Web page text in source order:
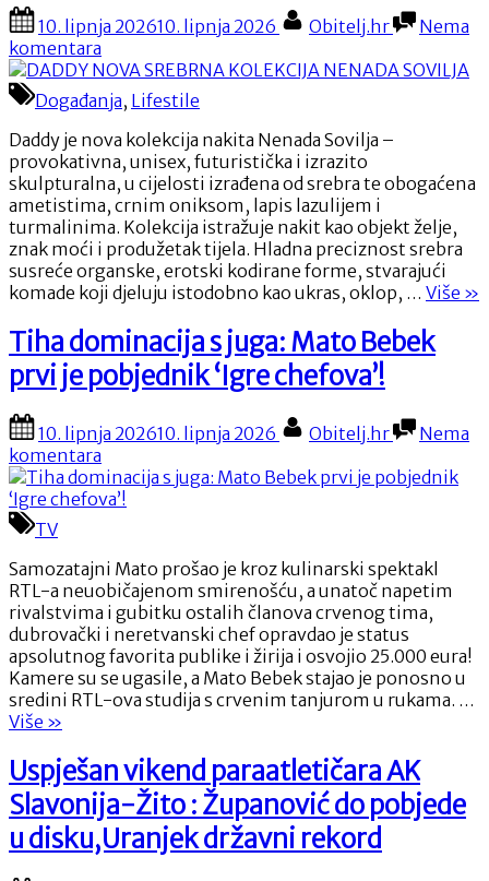
u
dan
godina
braka:
koja
traje
dana
u
dan”
Posted
on
10. lipnja 202610. lipnja 2026 By
Obitelj.hr
Nema
komentara
DADDY
NOVA
SREBRNA
KOLEKCIJA
NENADA
SOVILJA
Događanja, Lifestile
Daddy je nova kolekcija nakita Nenada Sovilja –
provokativna, unisex, futuristička i izrazito
skulpturalna, u cijelosti izrađena od srebra te obogaćena
ametistima, crnim oniksom, lapis lazulijem i
turmalinima. Kolekcija istražuje nakit kao objekt želje,
znak moći i produžetak tijela. Hladna preciznost srebra
susreće organske, erotski kodirane forme, stvarajući
komade koji djeluju istodobno kao ukras, oklop, … Više »
Tiha dominacija s juga: Mato Bebek
prvi je pobjednik ‘Igre chefova’!
Posted
on
10. lipnja 202610. lipnja 2026 By
Obitelj.hr
Nema
komentara
Tiha
dominacija
Mato
Bebek
prvi
je
pobjednik
‘Igre
chefova’!
TV
Samozatajni Mato prošao je kroz kulinarski spektakl
RTL-a neuobičajenom smirenošću, a unatoč napetim
rivalstvima i gubitku ostalih članova crvenog tima,
dubrovački i neretvanski chef opravdao je status
apsolutnog favorita publike i žirija i osvojio 25.000 eura!
Kamere su se ugasile, a Mato Bebek stajao je ponosno u
sredini RTL-ova studija s crvenim tanjurom u rukama. …
Više “Tiha
s
juga:
Mato
Bebek
prvi
»
Uspješan vikend paraatletičara AK
Slavonija-Žito : Županović do pobjede
u disku,Uranjek državni rekord